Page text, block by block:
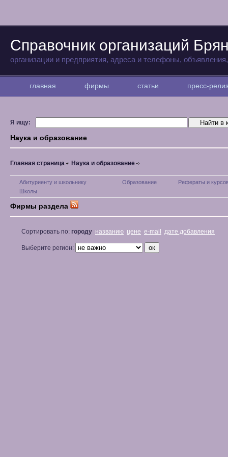
Справочник организаций
организации и предприятия, адреса и телефоны,
главная фирмы статьи пресс-
Я ищу:
Наука и образование
Главная страница Наука и образование
Абитуриенту и школьнику Образование
Рефераты и
Школы
Фирмы раздела
Сортировать по: городу названию цене e-mail дате добавления
Выберите регион: